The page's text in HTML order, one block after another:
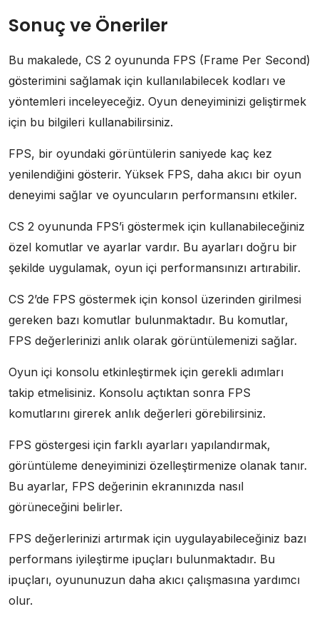
Sonuç ve Öneriler
Bu makalede, CS 2 oyununda FPS (Frame Per Second)
gösterimini sağlamak için kullanılabilecek kodları ve
yöntemleri inceleyeceğiz. Oyun deneyiminizi geliştirmek
için bu bilgileri kullanabilirsiniz.
FPS, bir oyundaki görüntülerin saniyede kaç kez
yenilendiğini gösterir. Yüksek FPS, daha akıcı bir oyun
deneyimi sağlar ve oyuncuların performansını etkiler.
CS 2 oyununda FPS’i göstermek için kullanabileceğiniz
özel komutlar ve ayarlar vardır. Bu ayarları doğru bir
şekilde uygulamak, oyun içi performansınızı artırabilir.
CS 2’de FPS göstermek için konsol üzerinden girilmesi
gereken bazı komutlar bulunmaktadır. Bu komutlar,
FPS değerlerinizi anlık olarak görüntülemenizi sağlar.
Oyun içi konsolu etkinleştirmek için gerekli adımları
takip etmelisiniz. Konsolu açtıktan sonra FPS
komutlarını girerek anlık değerleri görebilirsiniz.
FPS göstergesi için farklı ayarları yapılandırmak,
görüntüleme deneyiminizi özelleştirmenize olanak tanır.
Bu ayarlar, FPS değerinin ekranınızda nasıl
görüneceğini belirler.
FPS değerlerinizi artırmak için uygulayabileceğiniz bazı
performans iyileştirme ipuçları bulunmaktadır. Bu
ipuçları, oyununuzun daha akıcı çalışmasına yardımcı
olur.